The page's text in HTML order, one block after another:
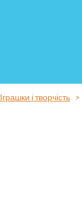
Іграшки і творчість